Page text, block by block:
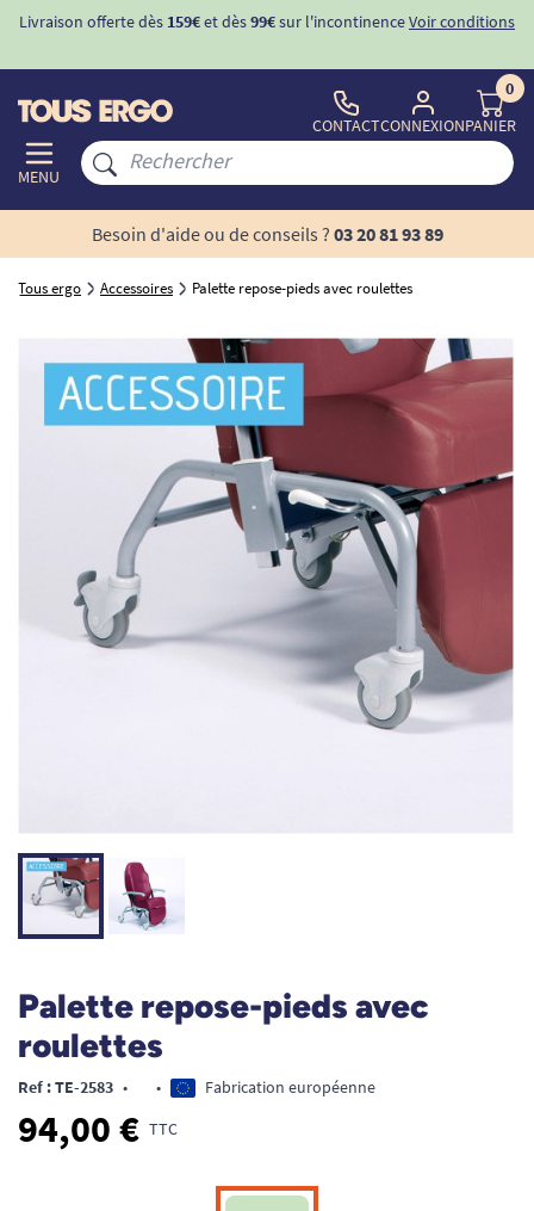
Livraison offerte dès 159€et dès99€sur l'incontinenceVoir conditions
MENU
CONTACTCONNEXION
0
PANIER
Besoin d'aide ou de conseils ? 03 20 81 93 89
Tous ergo Accessoires Palette repose-pieds avec roulettes
Palette repose-pieds avec
roulettes
Ref : TE-2583 • • Fabrication européenne
94,00 € TTC